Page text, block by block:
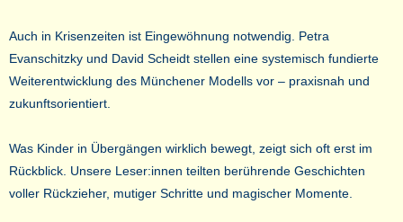
Auch in Krisenzeiten ist Eingewöhnung notwendig. Petra
Evanschitzky und David Scheidt stellen eine systemisch fundierte
Weiterentwicklung des Münchener Modells vor – praxisnah und
zukunftsorientiert.
Was Kinder in Übergängen wirklich bewegt, zeigt sich oft erst im
Rückblick. Unsere Leser:innen teilten berührende Geschichten
voller Rückzieher, mutiger Schritte und magischer Momente.